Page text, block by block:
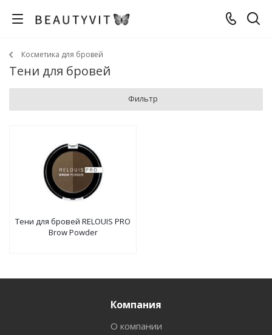
Косметика для бровей
Тени для бровей
Фильтр
Тени для бровей RELOUIS PRO
Brow Powder
Компания
О компании